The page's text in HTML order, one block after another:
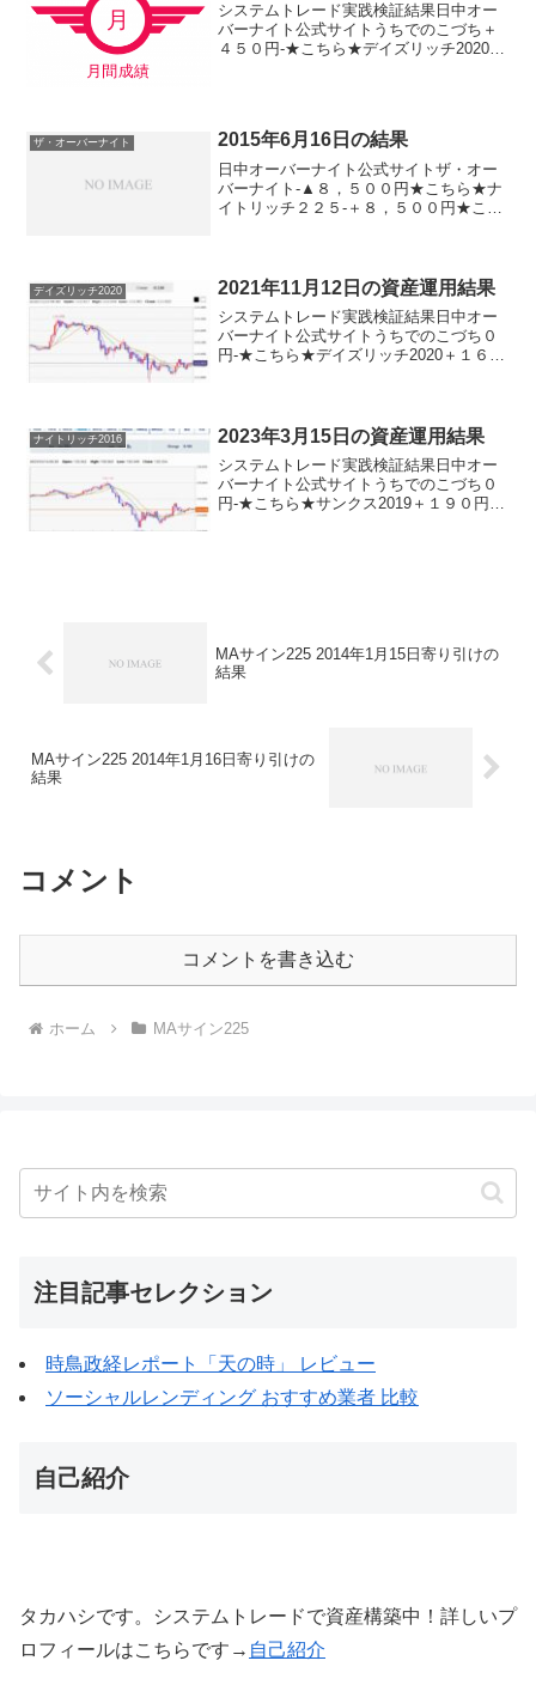
システムトレード実践検証結果日中オー
バーナイト公式サイトうちでのこづち＋
４５０円-★こちら★デイズリッチ2020＋
ザ・オーバーナイト 2015年6月16日の結果
日中オーバーナイト公式サイトザ・オー
バーナイト-▲８，５００円★こちら★ナ
イトリッチ２２５-＋８，５００円★こち
円＋８，５００円...
デイズリッチ2020 2021年11月12日の資産運用結果
システムトレード実践検証結果日中オー
バーナイト公式サイトうちでのこづち０
円-★こちら★デイズリッチ2020＋１６０
ッ...
ナイトリッチ2016 2023年3月15日の資産運用結果
システムトレード実践検証結果日中オー
バーナイト公式サイトうちでのこづち０
円-★こちら★サンクス2019＋１９０円-
MAサイン225 2014年1月15日寄り引けの
結果
MAサイン225 2014年1月16日寄り引けの
結果
コメント
コメントを書き込む
ホーム MAサイン225
注目記事セレクション
時鳥政経レポート「天の時」 レビュー
ソーシャルレンディング おすすめ業者 比較
自己紹介
タカハシです。システムトレードで資産構築中！詳しいプ
ロフィールはこちらです→ 自己紹介